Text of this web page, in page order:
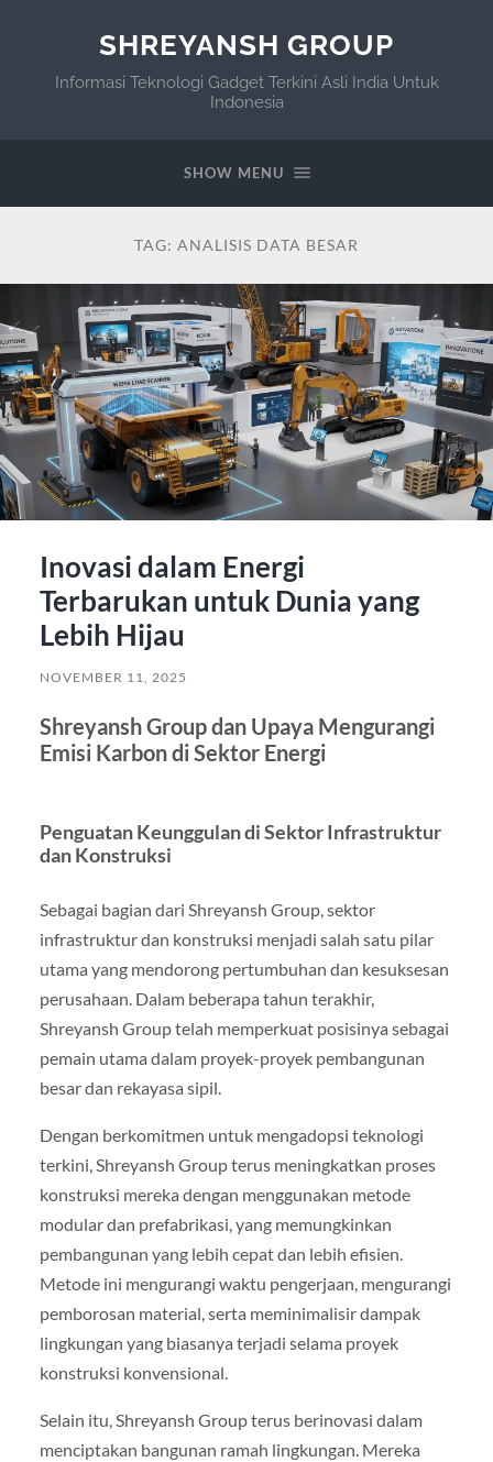
SHREYANSH GROUP
Informasi Teknologi Gadget Terkini Asli India Untuk
Indonesia
SHOW MENU
TAG: ANALISIS DATA BESAR
Inovasi dalam Energi
Terbarukan untuk Dunia yang
Lebih Hijau
NOVEMBER 11, 2025
Shreyansh Group dan Upaya Mengurangi
Emisi Karbon di Sektor Energi
Penguatan Keunggulan di Sektor Infrastruktur
dan Konstruksi
Sebagai bagian dari Shreyansh Group, sektor
infrastruktur dan konstruksi menjadi salah satu pilar
utama yang mendorong pertumbuhan dan kesuksesan
perusahaan. Dalam beberapa tahun terakhir,
Shreyansh Group telah memperkuat posisinya sebagai
pemain utama dalam proyek-proyek pembangunan
besar dan rekayasa sipil.
Dengan berkomitmen untuk mengadopsi teknologi
terkini, Shreyansh Group terus meningkatkan proses
konstruksi mereka dengan menggunakan metode
modular dan prefabrikasi, yang memungkinkan
pembangunan yang lebih cepat dan lebih efisien.
Metode ini mengurangi waktu pengerjaan, mengurangi
pemborosan material, serta meminimalisir dampak
lingkungan yang biasanya terjadi selama proyek
konstruksi konvensional.
Selain itu, Shreyansh Group terus berinovasi dalam
menciptakan bangunan ramah lingkungan. Mereka